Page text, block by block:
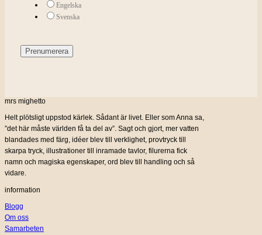
Engelska
Svenska
mrs mighetto
Helt plötsligt uppstod kärlek. Sådant är livet. Eller som Anna sa,
”det här måste världen få ta del av”. Sagt och gjort, mer vatten
blandades med färg, idéer blev till verklighet, provtryck till
skarpa tryck, illustrationer till inramade tavlor, filurerna fick
namn och magiska egenskaper, ord blev till handling och så
vidare.
information
Blogg
Om oss
Samarbeten